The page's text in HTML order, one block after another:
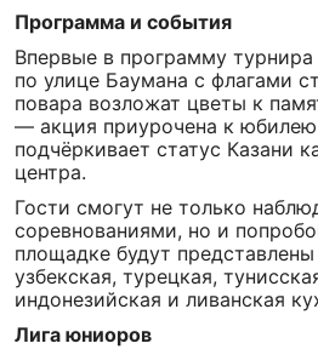
Программа и события
Впервые в программу
по улице Баумана с флагами
повара возложат цветы к
— акция приурочена к юбилею
подчёркивает статус Казани
центра.
Гости смогут не только
соревнованиями, но и
площадке будут представлены
узбекская, турецкая,
индонезийская и ливанская
Лига юниоров